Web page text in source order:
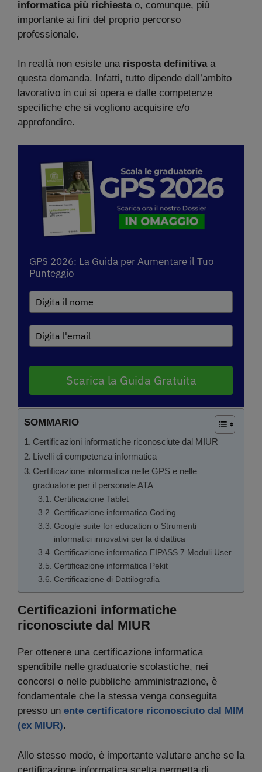
informatica più richiestao, comunque, più
importante ai fini del proprio percorso
professionale.
In realtà non esiste una risposta definitivaa
questa domanda. Infatti, tutto dipende dall’ambito
lavorativo in cui si opera e dalle competenze
specifiche che si vogliono acquisire e/o
approfondire.
GPS 2026: La Guida per Aumentare il Tuo
Punteggio
Scarica la Guida Gratuita
SOMMARIO
Certificazioni informatiche riconosciute dal MIUR
Livelli di competenza informatica
Certificazione informatica nelle GPS e nelle
graduatorie per il personale ATA
Certificazione Tablet
Certificazione informatica Coding
Google suite for education o Strumenti
informatici innovativi per la didattica
Certificazione informatica EIPASS 7 Moduli User
Certificazione informatica Pekit
Certificazione di Dattilografia
Certificazioni informatiche
riconosciute dal MIUR
Per ottenere una certificazione informatica
spendibile nelle graduatorie scolastiche, nei
concorsi o nelle pubbliche amministrazione, è
fondamentale che la stessa venga conseguita
presso un ente certificatore riconosciuto dal MIM
(ex MIUR).
Allo stesso modo, è importante valutare anche se la